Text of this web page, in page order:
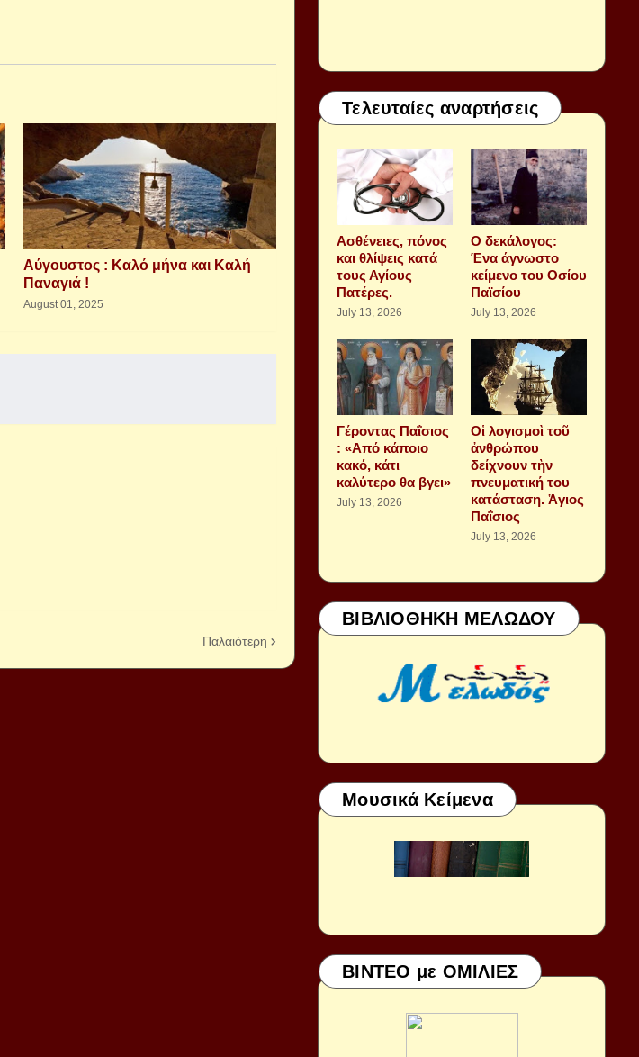
Αύγουστος : Καλό μήνα και Καλή
Παναγιά !
August 01, 2025
Παλαιότερη
Τελευταίες αναρτήσεις
Aσθένειες, πόνος
και θλίψεις κατά
τους Αγίους
Πατέρες.
July 13, 2026
Ο δεκάλογος:
Ένα άγνωστο
κείμενο του Οσίου
Παϊσίου
July 13, 2026
Γέροντας Παΐσιος
: «Από κάποιο
κακό, κάτι
καλύτερο θα βγει»
July 13, 2026
Οἱ λογισμοὶ τοῦ
ἀνθρώπου
δείχνουν τὴν
πνευματική του
κατάσταση. Ἁγιος
Παΐσιος
July 13, 2026
ΒΙΒΛΙΟΘΗΚΗ ΜΕΛΩΔΟΥ
Μουσικά Κείμενα
ΒΙΝΤΕΟ με ΟΜΙΛΙΕΣ